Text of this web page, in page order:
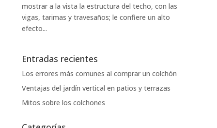
mostrar a la vista la estructura del techo, con las
vigas, tarimas y travesaños; le confiere un alto
efecto...
Entradas recientes
Los errores más comunes al comprar un colchón
Ventajas del jardín vertical en patios y terrazas
Mitos sobre los colchones